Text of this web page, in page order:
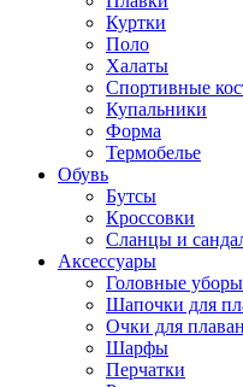
Куртки
Поло
Халаты
Спортивные
Купальники
Форма
Термобелье
Обувь
Бутсы
Кроссовки
Сланцы и
Аксессуары
Головные уборы
Шапочки для
Очки для
Шарфы
Перчатки